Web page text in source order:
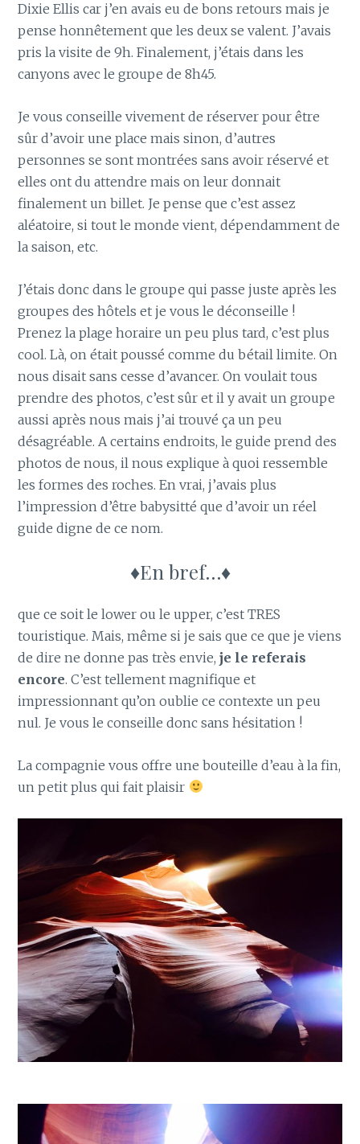
Dixie Ellis car j’en avais eu de bons retours mais je
pense honnêtement que les deux se valent. J’avais
pris la visite de 9h. Finalement, j’étais dans les
canyons avec le groupe de 8h45.
Je vous conseille vivement de réserver pour être
sûr d’avoir une place mais sinon, d’autres
personnes se sont montrées sans avoir réservé et
elles ont du attendre mais on leur donnait
finalement un billet. Je pense que c’est assez
aléatoire, si tout le monde vient, dépendamment de
la saison, etc.
J’étais donc dans le groupe qui passe juste après les
groupes des hôtels et je vous le déconseille !
Prenez la plage horaire un peu plus tard, c’est plus
cool. Là, on était poussé comme du bétail limite. On
nous disait sans cesse d’avancer. On voulait tous
prendre des photos, c’est sûr et il y avait un groupe
aussi après nous mais j’ai trouvé ça un peu
désagréable. A certains endroits, le guide prend des
photos de nous, il nous explique à quoi ressemble
les formes des roches. En vrai, j’avais plus
l’impression d’être babysitté que d’avoir un réel
guide digne de ce nom.
♦En bref…♦
que ce soit le lower ou le upper, c’est TRES
touristique. Mais, même si je sais que ce que je viens
de dire ne donne pas très envie,je le referais
encore. C’est tellement magnifique et
impressionnant qu’on oublie ce contexte un peu
nul. Je vous le conseille donc sans hésitation !
La compagnie vous offre une bouteille d’eau à la fin,
un petit plus qui fait plaisir